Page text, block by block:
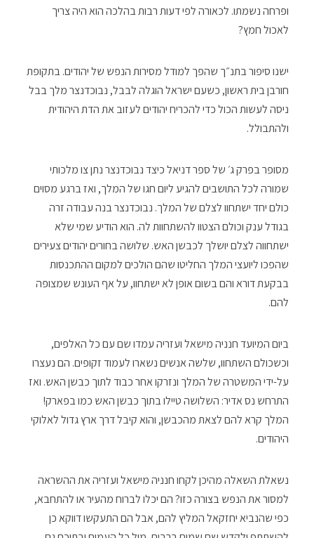
ופרחה נשמתו. לכאורה לפי דעות רבות בהלכה הוא היה צריך
לאכול חמץ?
ישנו סיפור בתנ״ך שהפך למודל מסירות הנפש של יהודים. בתקופת
חורבן בית ראשון, כשעם ישראל הוגלה לבבל, נבוכדנצר מלך בבל
ניסה לעשות הכול כדי להכריח יהודים לעזוב את הדת היהודית
ולהתבולל.
מסופר בפרק ג׳ של ספר דניאל כיצד נבוכדנצר נתן צו מלכותי
שמורה לכל התושבים להגיע ליום חגו של המלך, ואז ברגע מסוים
כולם יחד ישתחוו לצלם של המלך. נבוכדנצר בנה עבודה זרה
בגודל ענק וכולם הצטוו להשתחוות לה. הוא הודיע שמי שלא
ישתחווה לצלם יושלך לכבשן האש. שלושה בחורים יהודים צעירים
שהפכו ליועצי המלך החליטו שהם הולכים למקום ההתכנסות
בבקעת דורא והם בשום אופן לא ישתחוו, על אף העונש שמצופה
להם.
ביום המיועד חנניה מישאל ועזריה עמדו שם עם כל האלפים,
וכשכולם השתחוו, שלשה אנשים נשארו לעמוד זקופים. הם נעצרו
על-ידי המשטרה של המלך ונזרקו אחר כבוד לתוך כבשן האש. ואז
התרחש נס אדיר: השלושה טיילו בתוך כבשן האש כמו בפארק!
המלך קרא להם לצאת מהכבשן, והוא קיבל דרך ארץ גדול לאלוקי
היהודים.
נשאלת השאלה מהיכן לקחו חנניה מישאל ועזריה את ההשראה
למסור את הנפש בצורה כזו? הם יכלו לברוח מהעיר או להתחבא,
כפי שהנביא יחזקאל המליץ להם, אבל הם התעקשו דווקא כן